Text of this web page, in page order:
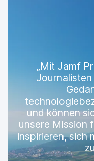
Mit Jamf
und können
unsere Mission
inspirieren, sich